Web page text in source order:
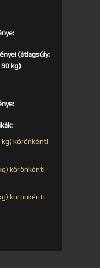
(átlagsúly:
kg)
körönkénti
körönkénti
körönkénti